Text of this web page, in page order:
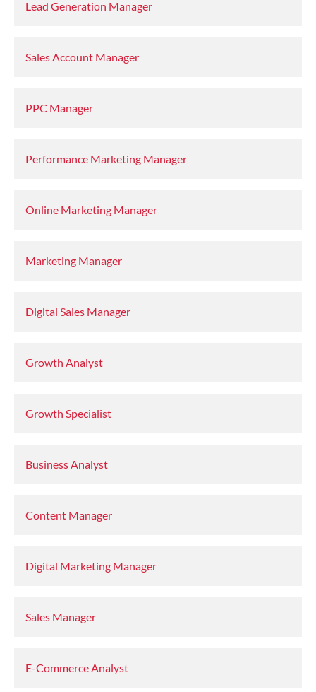
Lead Generation Manager
Sales Account Manager
PPC Manager
Performance Marketing Manager
Online Marketing Manager
Marketing Manager
Digital Sales Manager
Growth Analyst
Growth Specialist
Business Analyst
Content Manager
Digital Marketing Manager
Sales Manager
E-Commerce Analyst